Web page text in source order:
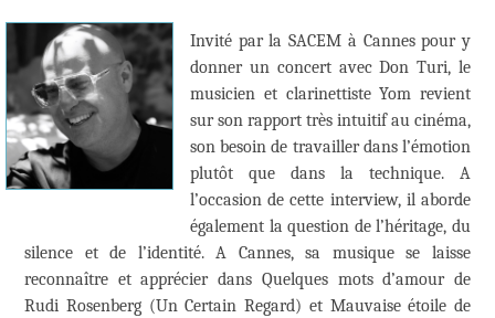
Invité par la SACEM à Cannes pour y
donner un concert avec Don Turi, le
musicien et clarinettiste Yom revient
sur son rapport très intuitif au cinéma,
son besoin de travailler dans l’émotion
plutôt que dans la technique. A
l’occasion de cette interview, il aborde
également la question de l’héritage, du
silence et de l’identité. A Cannes, sa musique se laisse
reconnaître et apprécier dans Quelques mots d’amour de
Rudi Rosenberg (Un Certain Regard) et Mauvaise étoile de